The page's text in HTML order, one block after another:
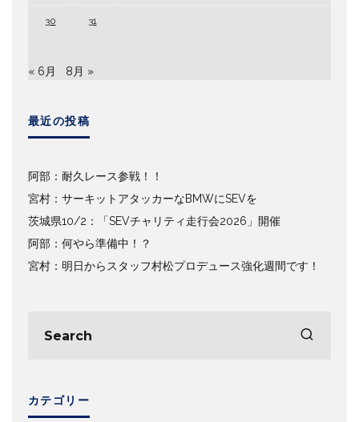
30 31
« 6月 8月 »
最近の投稿
阿部：耐久レース参戦！！
宮村：サーキットアタッカーなBMWにSEVを
茨城県10/2：「SEVチャリティ走行会2026」開催
阿部：何やら準備中！？
宮村：明日からスタッフ村松プロデュース強化週間です！
カテゴリー